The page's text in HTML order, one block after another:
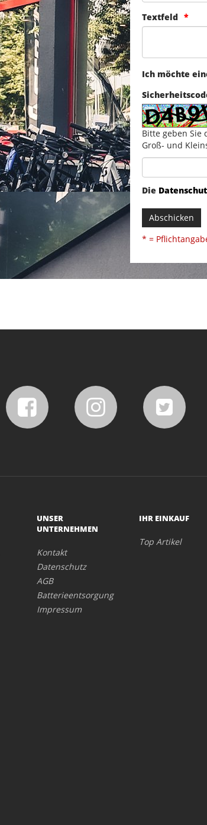
Textfeld
Ich möchte
Bitte geben Sie
Groß- und
Die
Abschicken
* =
UNSER
UNTERNEHMEN
Kontakt
Datenschutz
AGB
Batterieentsorgung
Impressum
IHR EINKAUF
Top Artikel